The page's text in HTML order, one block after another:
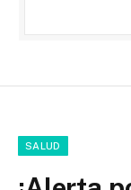
SALUD